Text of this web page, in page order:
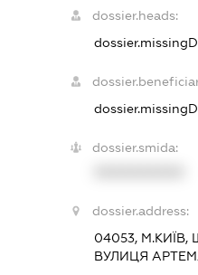
dossier.heads:
dossier.smida:
dossier.address:
04053,
ВУЛИЦЯ